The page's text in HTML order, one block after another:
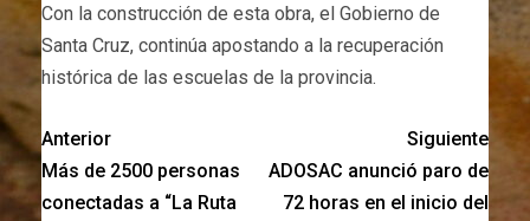
Con la construcción de esta obra, el Gobierno de
Santa Cruz, continúa apostando a la recuperación
histórica de las escuelas de la provincia.
Anterior
Más de 2500 personas
conectadas a “La Ruta
Siguiente
ADOSAC anunció paro de
72 horas en el inicio del